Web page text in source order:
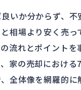
いか分からず、不
相場より安く売っ
流れとポイントを
家の売却におけ
全体像を網羅的に